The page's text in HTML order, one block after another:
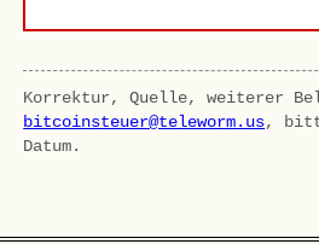
Korrektur, Quelle, weiterer
bitcoinsteuer@teleworm.us,
Datum.